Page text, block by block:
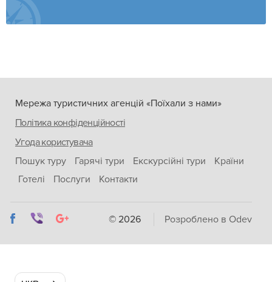
Мережа туристичних агенцій «Поїхали з нами»
Політика конфіденційності
Угода користувача
Пошук туру
Гарячі тури Екскурсійні тури
Країни
Готелі
Послуги Контакти
© 2026 Розроблено в Odev